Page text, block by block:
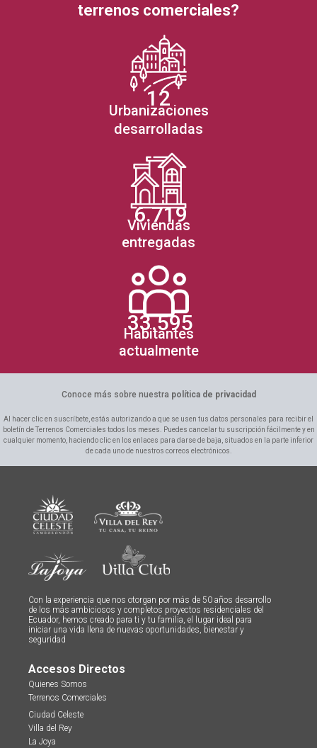
terrenos comerciales?
12
Urbanizaciones
desarrolladas
6.719
Viviendas
entregadas
33.595
Habitantes
actualmente
Conoce más sobre nuestra política de privacidad
Al hacer clic en suscríbete, estás autorizando a que se usen tus datos personales para recibir el
boletín de Terrenos Comerciales todos los meses. Puedes cancelar tu suscripción fácilmente y en
cualquier momento, haciendo clic en los enlaces para darse de baja, situados en la parte inferior
de cada uno de nuestros correos electrónicos.
Con la experiencia que nos otorgan por más de 50 años desarrollo
de los más ambiciosos y completos proyectos residenciales del
Ecuador, hemos creado para ti y tu familia, el lugar ideal para
iniciar una vida llena de nuevas oportunidades, bienestar y
seguridad
Accesos Directos
Quienes Somos
Terrenos Comerciales
Ciudad Celeste
Villa del Rey
La Joya